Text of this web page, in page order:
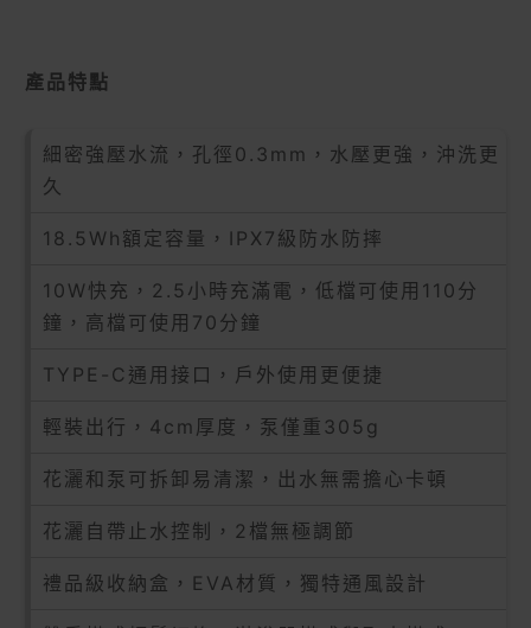
產品特點
細密強壓水流，孔徑0.3mm，水壓更強，沖洗更
久
18.5Wh額定容量，IPX7級防水防摔
10W快充，2.5小時充滿電，低檔可使用110分
鐘，高檔可使用70分鐘
TYPE-C通用接口，戶外使用更便捷
輕裝出行，4cm厚度，泵僅重305g
花灑和泵可拆卸易清潔，出水無需擔心卡頓
花灑自帶止水控制，2檔無極調節
禮品級收納盒，EVA材質，獨特通風設計